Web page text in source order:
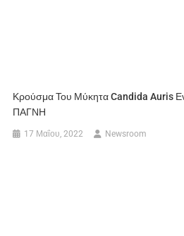
Κρούσμα Του Μύκητα Candida Auris
ΠΑΓΝΗ
17 Μαΐου, 2022 Newsroom